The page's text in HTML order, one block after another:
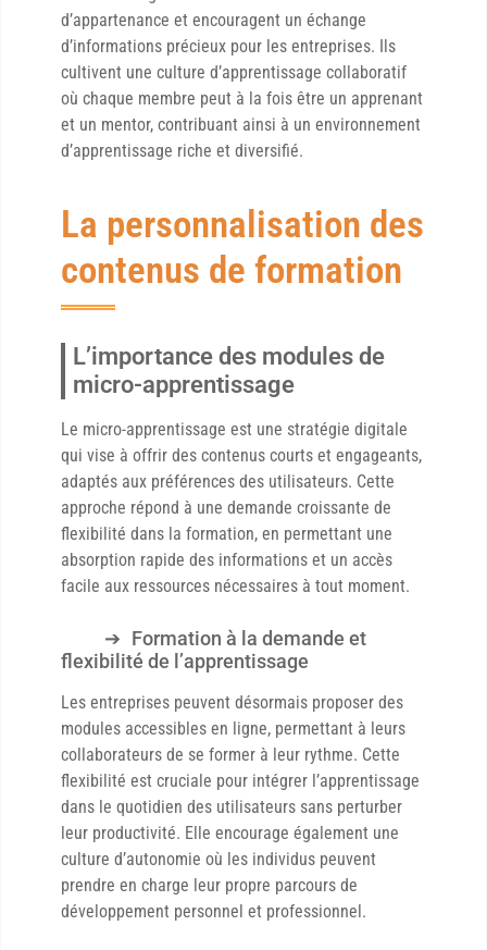
d’appartenance et encouragent un échange
d’informations précieux pour les entreprises. Ils
cultivent une culture d’apprentissage collaboratif
où chaque membre peut à la fois être un apprenant
et un mentor, contribuant ainsi à un environnement
d’apprentissage riche et diversifié.
La personnalisation des
contenus de formation
L’importance des modules de
micro-apprentissage
Le micro-apprentissage est une stratégie digitale
qui vise à offrir des contenus courts et engageants,
adaptés aux préférences des utilisateurs. Cette
approche répond à une demande croissante de
flexibilité dans la formation, en permettant une
absorption rapide des informations et un accès
facile aux ressources nécessaires à tout moment.
Formation à la demande et
flexibilité de l’apprentissage
Les entreprises peuvent désormais proposer des
modules accessibles en ligne, permettant à leurs
collaborateurs de se former à leur rythme. Cette
flexibilité est cruciale pour intégrer l’apprentissage
dans le quotidien des utilisateurs sans perturber
leur productivité. Elle encourage également une
culture d’autonomie où les individus peuvent
prendre en charge leur propre parcours de
développement personnel et professionnel.